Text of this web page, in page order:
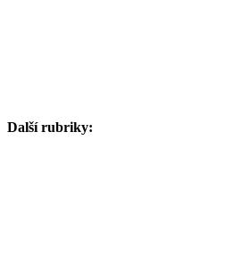
Další rubriky: